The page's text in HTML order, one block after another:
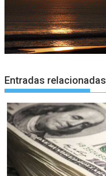
Entradas relacionadas